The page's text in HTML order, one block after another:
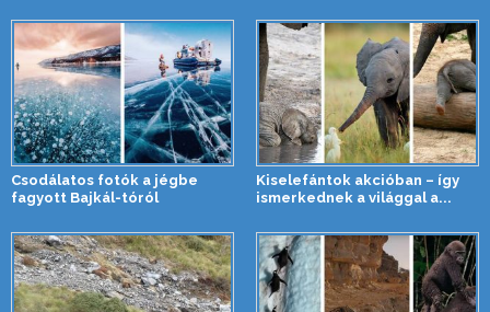
Csodálatos fotók a jégbe
fagyott Bajkál-tóról
Kiselefántok akcióban – így
ismerkednek a világgal a...